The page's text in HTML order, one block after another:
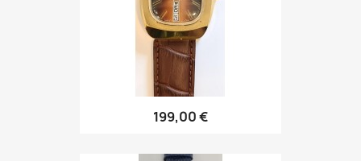
199,00 €